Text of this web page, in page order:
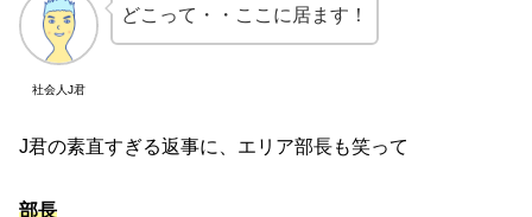
社会人J君
どこって・・ここに居ます！
J君の素直すぎる返事に、エリア部長も笑って
部長